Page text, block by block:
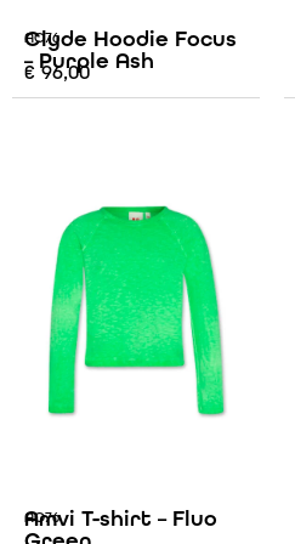
AO76
Clyde Hoodie Focus
– Purple Ash
€ 96,00
AO76
Amvi T-shirt – Fluo